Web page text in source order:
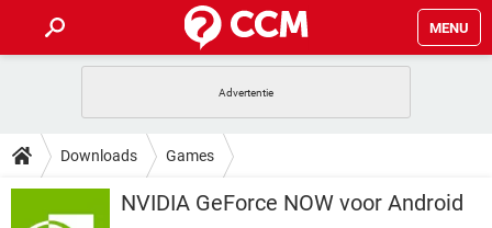
MENU
INSTAGRAM
CORONAVIRUS
HOW-TO
VIDEOBELLEN
INSTAGRAM
Downloads Games
NVIDIA GeForce NOW voor Android